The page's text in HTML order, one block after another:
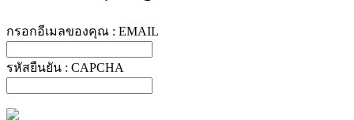
กรอกอีเมลของคุณ : EMAIL
รหัสยืนยัน : CAPCHA